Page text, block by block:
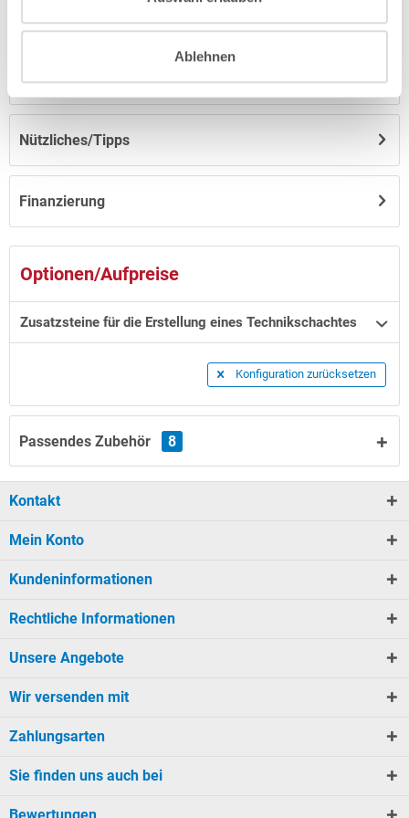
Ablehnen
Finanzierung
Hinweise zum Versand / zur Lagerung
Nützliches/Tipps
Optionen/Aufpreise
Zusatzsteine für die Erstellung eines Technikschachtes
Konfiguration zurücksetzen
Passendes Zubehör 8
Kontakt
Mein Konto
Kundeninformationen
Rechtliche Informationen
Unsere Angebote
Wir versenden mit
Zahlungsarten
Sie finden uns auch bei
Bewertungen